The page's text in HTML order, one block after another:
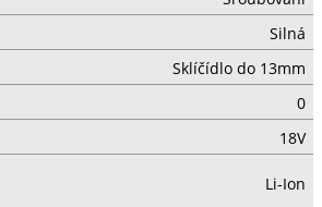
Silná
Sklíčídlo do 13mm
0
18V
Li-Ion